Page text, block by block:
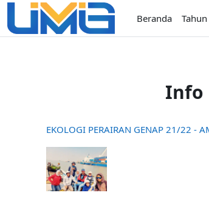
Lewati ke konten utama
Beranda
Info
EKOLOGI PERAIRAN GENAP 21/22 -